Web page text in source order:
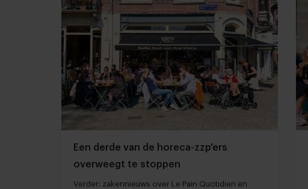
Een derde van de horeca-zzp'ers
overweegt te stoppen
Verder: zakennieuws over Le Pain Quotidien en